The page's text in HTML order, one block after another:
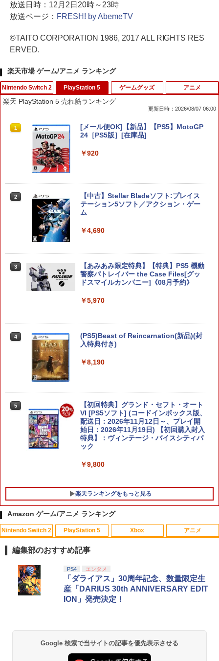
放送日時：12月2日20時～23時
放送ページ： FRESH! by AbemeTV
©TAITO CORPORATION 1986, 2017 ALL RIGHTS RES
ERVED.
楽天市場 ゲーム/アニメ ランキング
Nintendo Switch 2
1 スプラトゥーン レイダース
2
【当店独自で＋P10倍★要エントリー】
【中古】[Switch2] ぽこ あ ポケモン(20
260305)
￥6,580
3
任天堂 スプラトゥーン レイダース【Swi
tch 2】 BEEPAADLA [BEEPAADLA]
4
任天堂 【Switch2】ゼルダの伝説 ブレス
オブ ザ ワイルド Nintendo Switch 2 Ed
ンセツ ブレス オブ ザ ワイルド]
ぽこ あ ポケモン
￥7,880
PlayStation 5
楽天 PlayStation 5 売れ筋ランキング
更新日時：2026/08/07 06:00
1
[メール便OK]【新品】【PS5】MotoGP
24［PS5版］[在庫品]
￥920
2
【中古】Stellar Bladeソフト:プレイス
テーション5ソフト／アクション・ゲー
ム
￥4,690
3
【あみあみ限定特典】【特典】PS5 機動
警察パトレイバー the Case Files[グッ
ドスマイルカンパニー]《08月予約》
￥5,970
4
(PS5)Beast of Reincarnation(新品)(封
入特典付き)
￥8,190
5
【初回特典】グランド・セフト・オート
VI [PS5ソフト] (コードインボックス版、
配送日：2026年11月12日～、プレイ開
始日：2026年11月19日) 【初回購入封入
特典】：ヴィンテージ・バイスシティパ
ック
￥9,800
楽天ランキングをもっと見る
ゲームグッズ アニメ
1
【中古】 ソニーミュージックマーケティ
ング ひだまりスケッチ× 1 完全生産限定
版 / アニプレックス [Blu-ray]【メール便
￥296
晴 ]
Amazon ゲーム/アニメ ランキング
Nintendo Switch 2
スプラトゥーン レイダース|オンライン
コード版
￥5,832
スプラトゥーン レイダース -Switch2
PlayStation 5
PlayStation 5 デジタル・エディション
日本語専用 Console Language: Japan
ese only (CFI-2200B01)
￥55,000
Beast of Reincarnation -PS5 【特典】
プロダクトコード 封入
Xbox
【純正品】Xbox ワイヤレス コントロー
ラー + USB-C® ケーブル
￥8,300
Xbox プリペイドカード 5,000円 デジタ
ルコード 【旧 Xbox ギフトカード】 [オ
ンラインコード]
アニメ
【Amazon.co.jp限定】劇場版モノノ怪
第三章 蛇神 (Amazon.co.jp限定オリジ
ナル三方背収納ケース付きコレクション)
(オリジナル特典:オリジナル巾着＋メー
カー特典:【坤と離】二振りの剣、十翼よ
￥10,780
編集部のおすすめ記事
PS4 エンタメ
「ダライアス」30周年記念、数量限定生
産「DARIUS 30th ANNIVERSARY EDIT
ION」発売決定！
Google 検索で当サイトの記事を優先表示させる